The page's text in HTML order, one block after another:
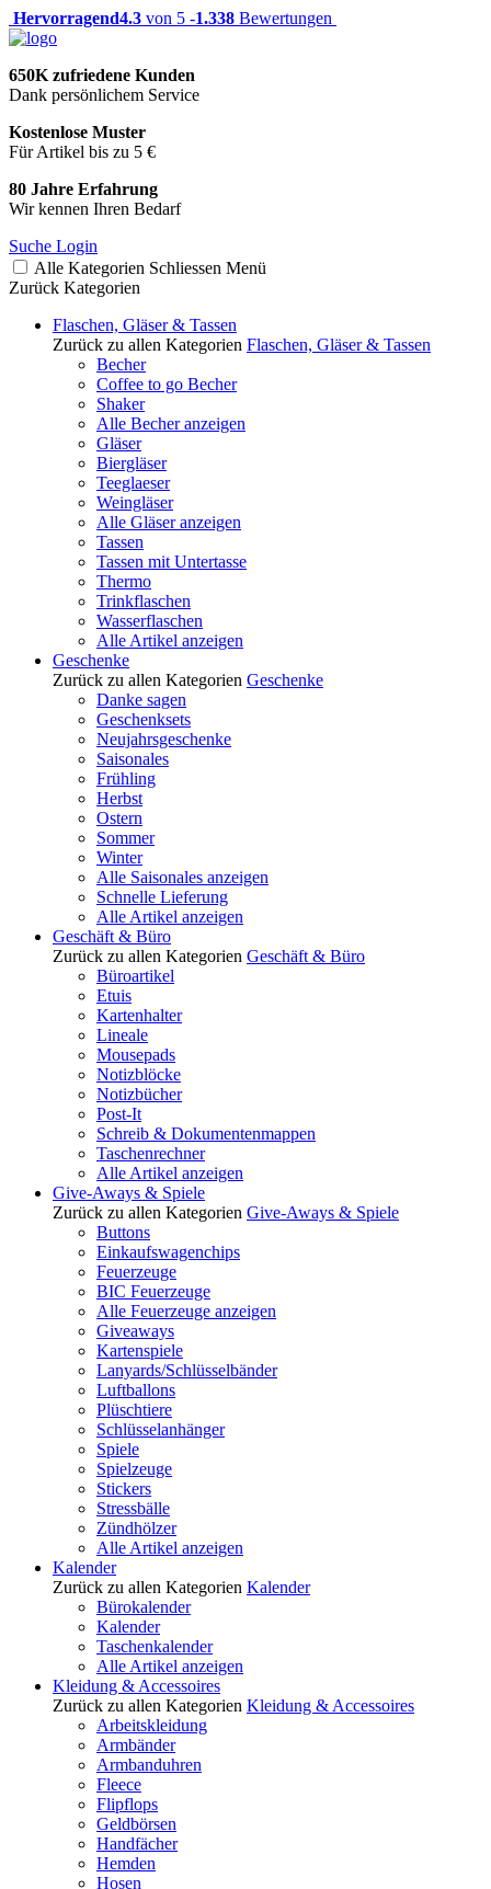
Hervorragend4.3 von 5 -1.338 Bewertungen
650K zufriedene Kunden
Dank persönlichem Service
Kostenlose Muster
Für Artikel bis zu 5 €
80 Jahre Erfahrung
Wir kennen Ihren Bedarf
Suche Login
Alle Kategorien Schliessen Menü
Zurück Kategorien
Flaschen, Gläser & Tassen
Zurück zu allen Kategorien Flaschen, Gläser & Tassen
Becher
Coffee to go Becher
Shaker
Alle Becher anzeigen
Gläser
Biergläser
Teeglaeser
Weingläser
Alle Gläser anzeigen
Tassen
Tassen mit Untertasse
Thermo
Trinkflaschen
Wasserflaschen
Alle Artikel anzeigen
Geschenke
Zurück zu allen Kategorien Geschenke
Danke sagen
Geschenksets
Neujahrsgeschenke
Saisonales
Frühling
Herbst
Ostern
Sommer
Winter
Alle Saisonales anzeigen
Schnelle Lieferung
Alle Artikel anzeigen
Geschäft & Büro
Zurück zu allen Kategorien Geschäft & Büro
Büroartikel
Etuis
Kartenhalter
Lineale
Mousepads
Notizblöcke
Notizbücher
Post-It
Schreib & Dokumentenmappen
Taschenrechner
Alle Artikel anzeigen
Give-Aways & Spiele
Zurück zu allen Kategorien Give-Aways & Spiele
Buttons
Einkaufswagenchips
Feuerzeuge
BIC Feuerzeuge
Alle Feuerzeuge anzeigen
Giveaways
Kartenspiele
Lanyards/Schlüsselbänder
Luftballons
Plüschtiere
Schlüsselanhänger
Spiele
Spielzeuge
Stickers
Stressbälle
Zündhölzer
Alle Artikel anzeigen
Kalender
Zurück zu allen Kategorien Kalender
Bürokalender
Kalender
Taschenkalender
Alle Artikel anzeigen
Kleidung & Accessoires
Zurück zu allen Kategorien Kleidung & Accessoires
Arbeitskleidung
Armbänder
Armbanduhren
Fleece
Flipflops
Geldbörsen
Handfächer
Hemden
Hosen